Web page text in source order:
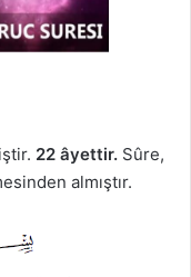
22 âyettir. Sûre,
almıştır.